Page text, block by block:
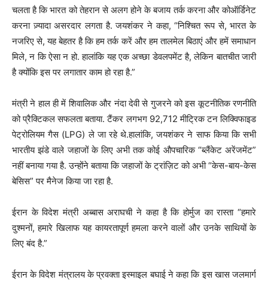
चलता है कि भारत को तेहरान से अलग होने के बजाय तर्क करना और कोऑर्डिनेट
करना ज़्यादा असरदार लगता है. जयशंकर ने कहा, “निश्चित रूप से, भारत के
नजरिए से, यह बेहतर है कि हम तर्क करें और हम तालमेल बिठाएं और हमें समाधान
मिले, न कि ऐसा न हो. हालांकि यह एक अच्छा डेवलपमेंट है, लेकिन बातचीत जारी
है क्योंकि इस पर लगातार काम हो रहा है.”
मंत्री ने हाल ही में शिवालिक और नंदा देवी से गुजरने को इस कूटनीतिक रणनीति
को प्रैक्टिकल सफलता बताया. टैंकर लगभग 92,712 मीट्रिक टन लिक्विफाइड
पेट्रोलियम गैस (LPG) ले जा रहे थे.हालांकि, जयशंकर ने साफ किया कि सभी
भारतीय झंडे वाले जहाजों के लिए अभी तक कोई औपचारिक “ब्लैंकेट अरेंजमेंट”
नहीं बनाया गया है. उन्होंने बताया कि जहाजों के ट्रांज़िट को अभी “केस-बाय-केस
बेसिस” पर मैनेज किया जा रहा है.
ईरान के विदेश मंत्री अब्बास अराघची ने कहा है कि होर्मुज का रास्ता “हमारे
दुश्मनों, हमारे खिलाफ यह कायरतापूर्ण हमला करने वालों और उनके साथियों के
लिए बंद है.”
ईरान के विदेश मंत्रालय के प्रवक्ता इस्माइल बघाई ने कहा कि इस खास जलमार्ग